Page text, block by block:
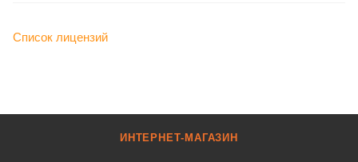
Список лицензий
ИНТЕРНЕТ-МАГАЗИН